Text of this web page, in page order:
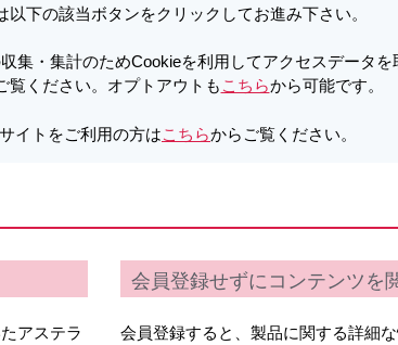
以下の該当ボタンをクリックしてお進み下さい。
集・集計のためCookieを利用してアクセスデータを
覧ください。オプトアウトも こちらから可能です。
イトをご利用の方はこちらからご覧ください。
アステラ
会員登録せずにコンテンツを
会員登録すると、製品に関する詳細